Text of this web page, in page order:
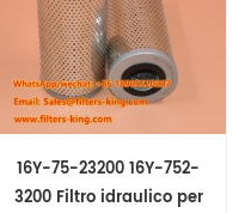
16Y-75-23200 16Y-752-
3200 Filtro idraulico per